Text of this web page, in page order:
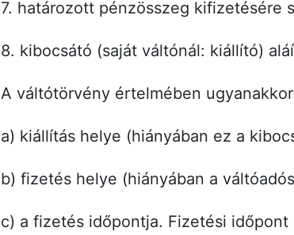
7. határozott pénzösszeg
8. kibocsátó (saját váltónál: kiállító)
A váltótörvény értelmében
a) kiállítás helye (hiányában ez a
b) fizetés helye (hiányában a
c) a fizetés időpontja. Fizetési